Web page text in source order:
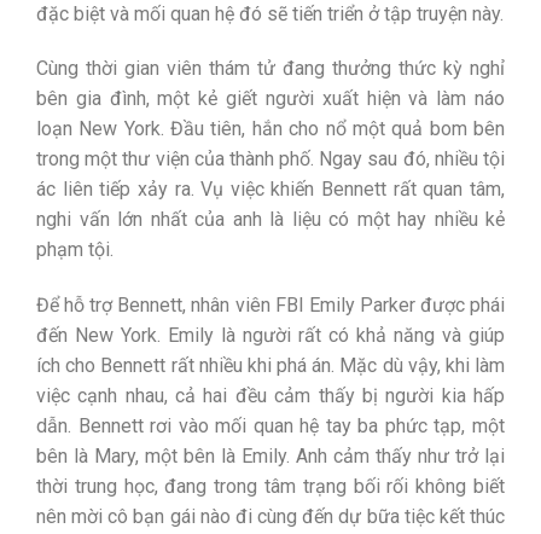
đặc biệt và mối quan hệ đó sẽ tiến triển ở tập truyện này.
Cùng thời gian viên thám tử đang thưởng thức kỳ nghỉ
bên gia đình, một kẻ giết người xuất hiện và làm náo
loạn New York. Đầu tiên, hắn cho nổ một quả bom bên
trong một thư viện của thành phố. Ngay sau đó, nhiều tội
ác liên tiếp xảy ra. Vụ việc khiến Bennett rất quan tâm,
nghi vấn lớn nhất của anh là liệu có một hay nhiều kẻ
phạm tội.
Để hỗ trợ Bennett, nhân viên FBI Emily Parker được phái
đến New York. Emily là người rất có khả năng và giúp
ích cho Bennett rất nhiều khi phá án. Mặc dù vậy, khi làm
việc cạnh nhau, cả hai đều cảm thấy bị người kia hấp
dẫn. Bennett rơi vào mối quan hệ tay ba phức tạp, một
bên là Mary, một bên là Emily. Anh cảm thấy như trở lại
thời trung học, đang trong tâm trạng bối rối không biết
nên mời cô bạn gái nào đi cùng đến dự bữa tiệc kết thúc